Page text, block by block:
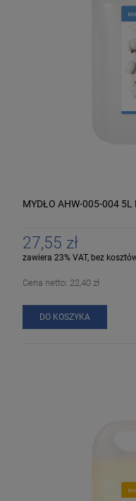
MYDŁO AHW-005-004 5L
27,55 zł
zawiera 23% VAT, bez
Cena netto: 22,40 zł
DO KOSZYKA